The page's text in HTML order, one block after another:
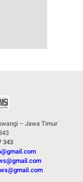
– Jawa Timur
343